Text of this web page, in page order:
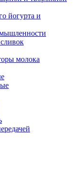
йогурта и
молока